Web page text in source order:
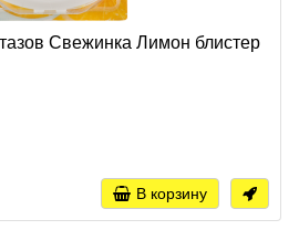
Свежинка Лимон блистер
В корзину